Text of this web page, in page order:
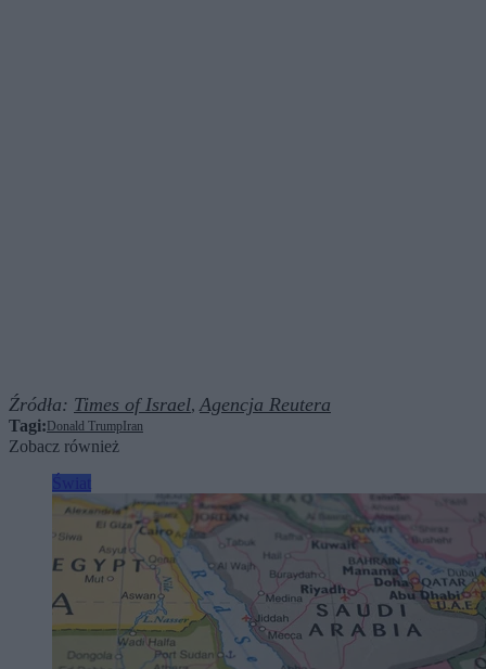
Źródła: Times of Israel, Agencja Reutera
Tagi:Donald TrumpIran
Zobacz również